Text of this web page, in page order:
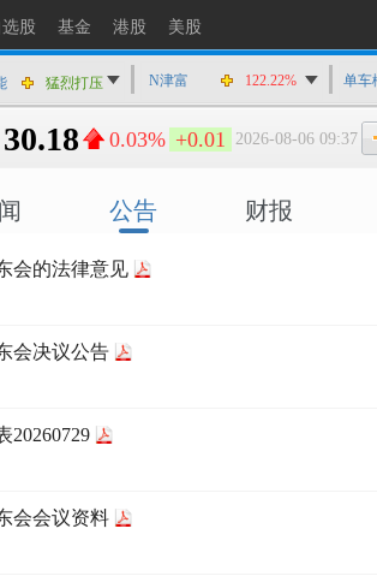
选股 基金 港股 美股
快速拉升
猛烈打压
快速拉升
N津富 122.22% 单车
30.18 0.03% +0.01 2026-08-06 09:37
公告 财报
会的法律意见
会决议公告
20260729
会会议资料